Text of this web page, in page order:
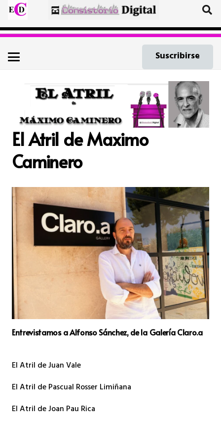
Suscribirse
El Atril de Maximo
Caminero
Entrevistamos a Alfonso Sánchez, de la Galería Claro.a
El Atril de Juan Vale
El Atril de Pascual Rosser Limiñana
El Atril de Joan Pau Rica